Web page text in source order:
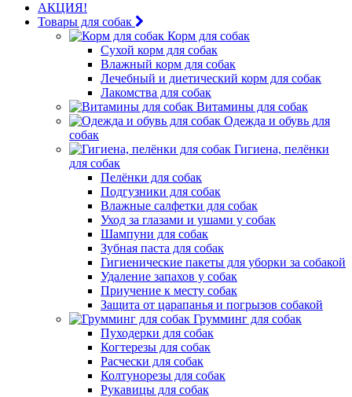
АКЦИЯ!
Товары для собак
Корм для собак
Сухой корм для собак
Влажный корм для собак
Лечебный и диетический корм для собак
Лакомства для собак
Витамины для собак
Одежда и обувь для
собак
Гигиена, пелёнки
для собак
Пелёнки для собак
Подгузники для собак
Влажные салфетки для собак
Уход за глазами и ушами у собак
Шампуни для собак
Зубная паста для собак
Гигиенические пакеты для уборки за собакой
Удаление запахов у собак
Приучение к месту собак
Защита от царапанья и погрызов собакой
Грумминг для собак
Пуходерки для собак
Когтерезы для собак
Расчески для собак
Колтунорезы для собак
Рукавицы для собак